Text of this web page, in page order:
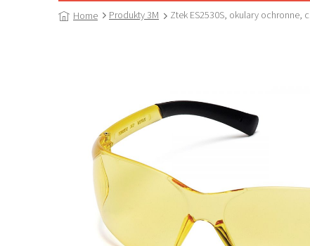
Home Produkty 3M Ztek ES2530S, okulary ochronne,